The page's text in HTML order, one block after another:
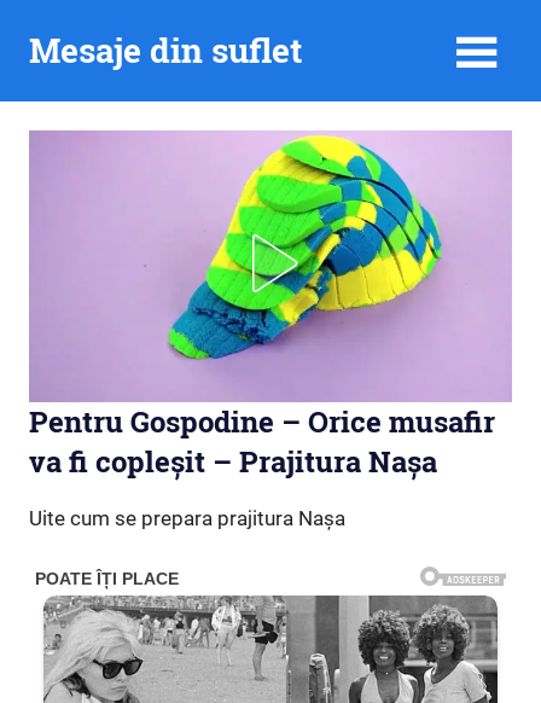
Mesaje din suflet
Pentru Gospodine – Orice musafir
va fi copleșit – Prajitura Nașa
Uite cum se prepara prajitura Nașa